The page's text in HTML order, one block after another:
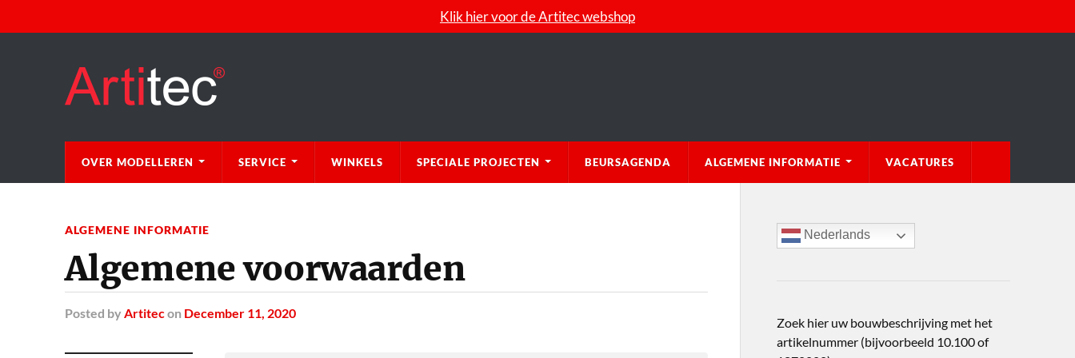
Klik hier voor de Artitec webshop
OVER MODELLEREN SERVICE WINKELS SPECIALE PROJECTEN BEURSAGENDA ALGEMENE INFORMATIE VACATURES
ALGEMENE INFORMATIE
Algemene voorwaarden
Posted by Artitecon December 11, 2020
Nederlands
Zoek hier uw bouwbeschrijving met het
artikelnummer (bijvoorbeeld 10.100 of